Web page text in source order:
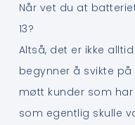
Når vet du at
13?
Altså, det er ikke
begynner å svikte på
møtt kunder som
som egentlig skulle